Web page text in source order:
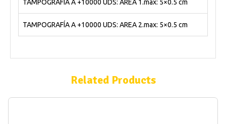
TAMPOGRAFÍA A +10000 UDS: AREA 1.max: 5×0.5 cm
TAMPOGRAFÍA A +10000 UDS: AREA 2.max: 5×0.5 cm
Related Products